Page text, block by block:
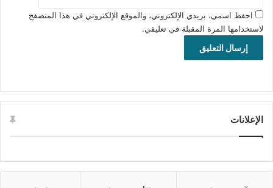
الموقع:www.avs4you.com
التصنيف: تطبيقات ويندوز، ملتميديا، تطبيقات تشغيل الصوت
والفيديو، تطبيقات عرص الصور.
احفظ اسمي، بريدي الإلكتروني، والموقع الإلكتروني في هذا المتصفح
لاستخدامها المرة المقبلة في تعليقي.
الإعلانات